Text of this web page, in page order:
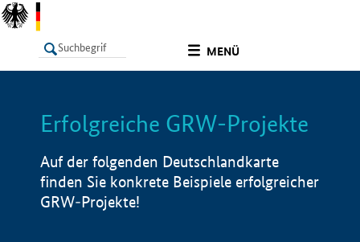
MENÜ
LISTE Info
Erfolgreiche GRW-Projekte
Auf der folgenden Deutschlandkarte
finden Sie konkrete Beispiele erfolgreicher
GRW-Projekte!